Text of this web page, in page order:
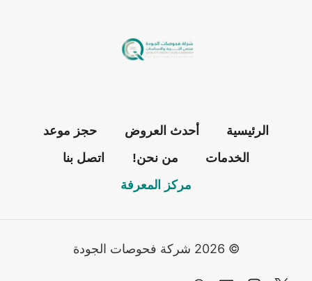
الرئيسية أحدث العروض
حجز موعد
الخدمات
من نحن!
اتصل بنا
مركز المعرفة
© 2026 شركة فحوصات الجودة